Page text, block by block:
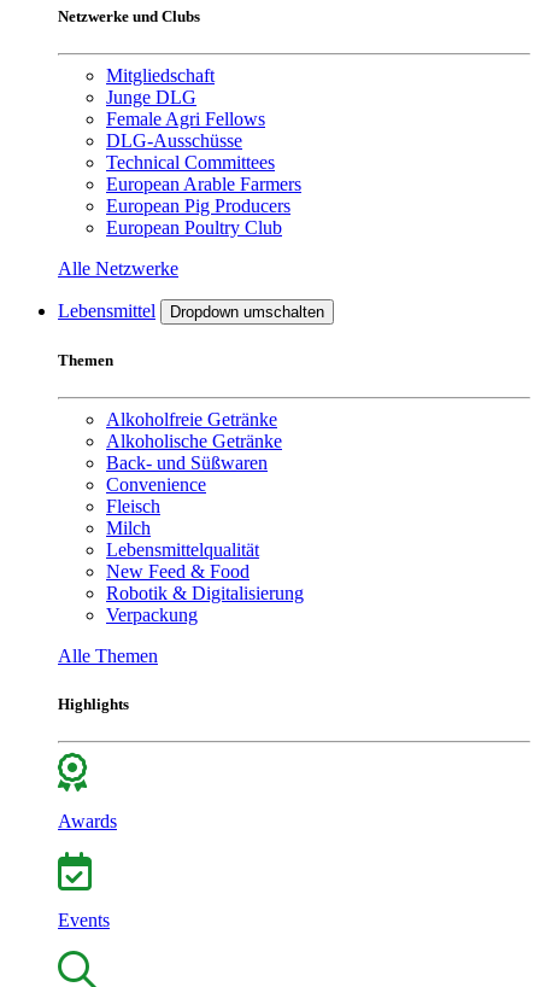
Netzwerke und Clubs
Mitgliedschaft
Junge DLG
Female Agri Fellows
DLG-Ausschüsse
Technical Committees
European Arable Farmers
European Pig Producers
European Poultry Club
Alle Netzwerke
Lebensmittel Dropdown umschalten
Themen
Alkoholfreie Getränke
Alkoholische Getränke
Back- und Süßwaren
Convenience
Fleisch
Milch
Lebensmittelqualität
New Feed & Food
Robotik & Digitalisierung
Verpackung
Alle Themen
Highlights
Awards
Events